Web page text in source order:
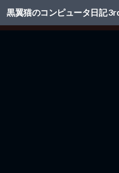
コンテンツへスキップ
黒翼猫のコンピュータ日記